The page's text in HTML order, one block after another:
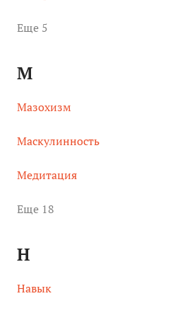
Eще 5
М
Мазохизм
Маскулинность
Медитация
Eще 18
Н
Навык